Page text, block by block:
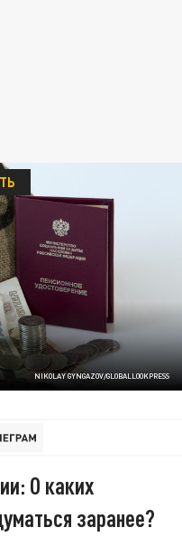
NIKOLAY GYNGAZOV/GLOBALLOOKPRESS
О каких
заранее?